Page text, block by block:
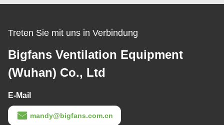
Treten Sie mit uns in Verbindung
Bigfans Ventilation Equipment
(Wuhan) Co., Ltd
E-Mail
mandy@bigfans.com.cn